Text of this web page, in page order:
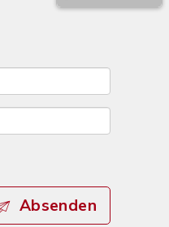
Absenden